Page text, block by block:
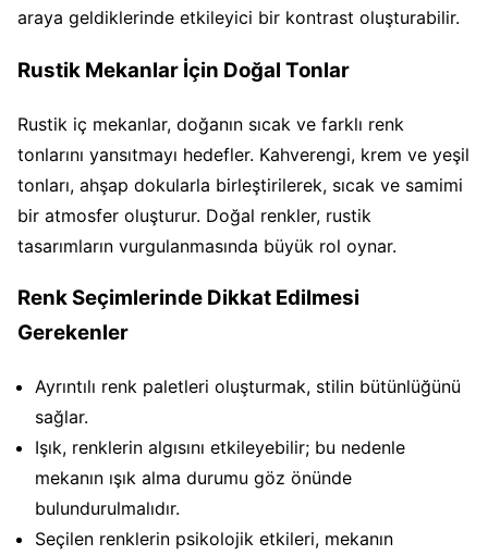
araya geldiklerinde etkileyici bir kontrast oluşturabilir.
Rustik Mekanlar İçin Doğal Tonlar
Rustik iç mekanlar, doğanın sıcak ve farklı renk
tonlarını yansıtmayı hedefler. Kahverengi, krem ve yeşil
tonları, ahşap dokularla birleştirilerek, sıcak ve samimi
bir atmosfer oluşturur. Doğal renkler, rustik
tasarımların vurgulanmasında büyük rol oynar.
Renk Seçimlerinde Dikkat Edilmesi
Gerekenler
Ayrıntılı renk paletleri oluşturmak, stilin bütünlüğünü
sağlar.
Işık, renklerin algısını etkileyebilir; bu nedenle
mekanın ışık alma durumu göz önünde
bulundurulmalıdır.
Seçilen renklerin psikolojik etkileri, mekanın